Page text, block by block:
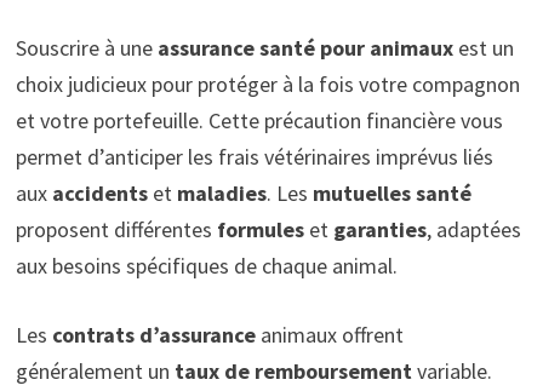
Souscrire à une assurance santé pour animauxest un
choix judicieux pour protéger à la fois votre compagnon
et votre portefeuille. Cette précaution financière vous
permet d’anticiper les frais vétérinaires imprévus liés
aux accidentset maladies. Les mutuelles santé
proposent différentes formuleset garanties, adaptées
aux besoins spécifiques de chaque animal.
Les contrats d’assuranceanimaux offrent
généralement un taux de remboursementvariable.